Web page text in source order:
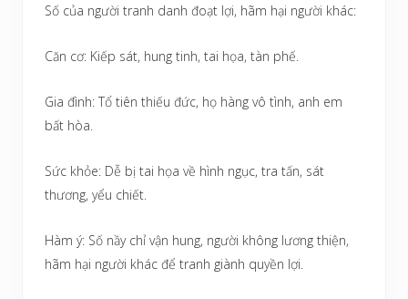
Số của người tranh danh đoạt lợi, hãm hại người khác:
Căn cơ: Kiếp sát, hung tinh, tai họa, tàn phế.
Gia đình: Tổ tiên thiếu đức, họ hàng vô tình, anh em
bất hòa.
Sức khỏe: Dễ bị tai họa về hình ngục, tra tấn, sát
thương, yểu chiết.
Hàm ý: Số nầy chỉ vận hung, người không lương thiện,
hãm hại người khác để tranh giành quyền lợi.